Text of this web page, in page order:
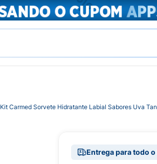
Kit Carmed Sorvete Hidratante Labial Sabores Uva
Entrega para todo o